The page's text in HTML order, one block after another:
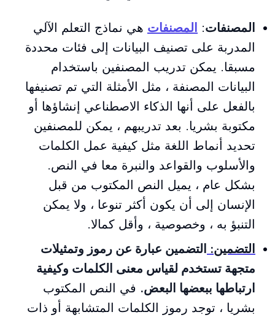
المصنفات: المصنفات هي نماذج التعلم الآلي
المدربة على تصنيف البيانات إلى فئات محددة
مسبقا. يمكن تدريب المصنفين باستخدام
البيانات المصنفة ، مثل الأمثلة التي تم تصنيفها
بالفعل على أنها الذكاء الاصطناعي إنشاؤها أو
مكتوبة بشريا. بعد تدريبهم ، يمكن للمصنفين
تحديد أنماط اللغة مثل كيفية عمل الكلمات
والأسلوب والقواعد والنبرة معا في النص.
بشكل عام ، يميل النص المكتوب من قبل
الإنسان إلى أن يكون أكثر تنوعا ، ولا يمكن
التنبؤ به ، وخصوصية ، وأقل كمالا.
التضمين: التضمين عبارة عن رموز وتمثيلات
متجهة تستخدم لقياس معنى الكلمات وكيفية
ارتباطها ببعضها البعض. في النص المكتوب
بشريا ، توجد رموز الكلمات المتشابهة أو ذات